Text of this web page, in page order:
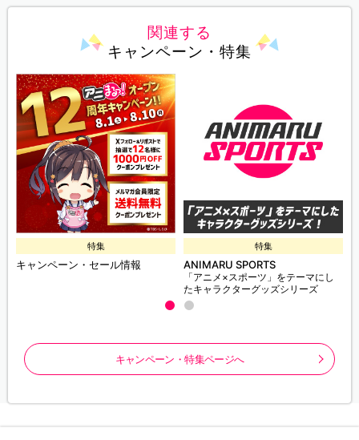
関連する
キャンペーン・特集
特集
キャンペーン・セール情報
特集
ANIMARU SPORTS
「アニメ×スポーツ」をテーマにし
たキャラクターグッズシリーズ
キャンペーン・特集ページへ